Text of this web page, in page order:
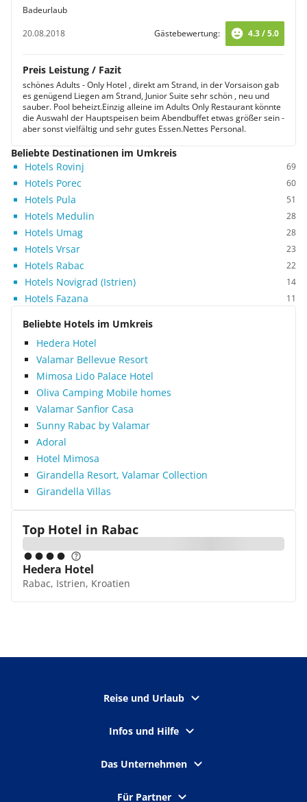
Badeurlaub
20.08.2018
Gästebewertung: 4.3 / 5.0
Preis Leistung / Fazit
schönes Adults - Only Hotel , direkt am Strand, in der Vorsaison gab
es genügend Liegen am Strand, Junior Suite sehr schön , neu und
sauber. Pool beheizt.Einzig alleine im Adults Only Restaurant könnte
die Auswahl der Hauptspeisen beim Abendbuffet etwas größer sein -
aber sonst vielfältig und sehr gutes Essen.Nettes Personal.
Beliebte Destinationen im Umkreis
Hotels Rovinj
69
Hotels Porec 60
Hotels Pula 51
Hotels Medulin 28
Hotels Umag 28
Hotels Vrsar 23
Hotels Rabac 22
Hotels Novigrad (Istrien) 14
Hotels Fazana 11
Beliebte Hotels im Umkreis
Hedera Hotel
Valamar Bellevue Resort
Mimosa Lido Palace Hotel
Oliva Camping Mobile homes
Valamar Sanfior Casa
Sunny Rabac by Valamar
Adoral
Hotel Mimosa
Girandella Resort, Valamar Collection
Girandella Villas
Top Hotel in Rabac
Hedera Hotel
Rabac, Istrien, Kroatien
Reise und Urlaub
Infos und Hilfe
Das Unternehmen
Für Partner